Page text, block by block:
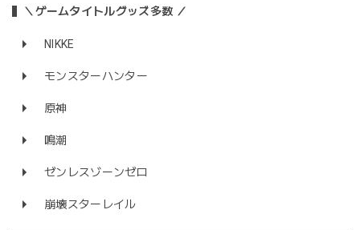
＼ゲームタイトルグッズ多数 ／
NIKKE
モンスターハンター
原神
鳴潮
ゼンレスゾーンゼロ
崩壊スターレイル